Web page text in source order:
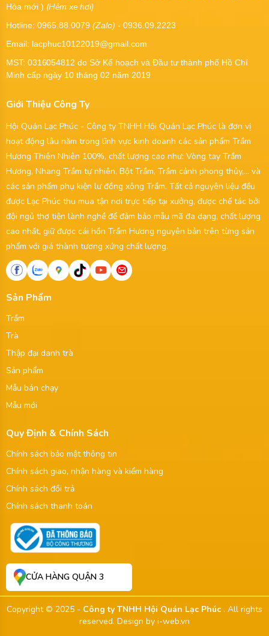
Hòa mới ) (Hẻm xe hơi)
Hotline: 0965.88.0079 (Zalo) - 0936.09.2223
Email: lacphuc10122019@gmail.com
MST: 0316054812 do Sở Kế hoạch và Đầu tư thành phố Hồ Chí
Minh cấp ngày 10 tháng 02 năm 2019
Giới Thiệu Công Ty
Hội Quán Lạc Phúc - Công ty TNHH Hội Quán Lạc Phúc là đơn vị
hoạt động lâu năm trong lĩnh vực kinh doanh các sản phẩm Trầm
Hương Thiên Nhiên 100%, chất lượng cao như: Vòng tay Trầm
Hương, Nhang Trầm tự nhiên, Bột Trầm, Trầm cảnh phong thủy,... và
các sản phẩm phụ kiện lư đồng xông Trầm. Tất cả nguyên liệu đều
được Lạc Phúc thu mua tận nơi trực tiếp tại xưởng, được chế tác bởi
đội ngủ thợ tiện lành nghề để đảm bảo mẫu mã đa dạng, chất lượng
cao nhất, giữ được cái hồn Trầm Hương nguyên bản trên từng sản
phẩm với giá thành tương xứng chất lượng.
Sản Phẩm
Trầm
Trà
Thập đại danh trà
Sản phẩm
Mẫu bán chạy
Mẫu mới
Quy Định & Chính Sách
Chính sách bảo mật thông tin
Chính sách giao, nhận hàng và kiểm hàng
Chính sách đổi trả
Chính sách thanh toán
CỬA HÀNG QUẬN 3
Copyright © 2025 - Công ty TNHH Hội Quán Lạc Phúc . All rights
reserved. Design by i-web.vn